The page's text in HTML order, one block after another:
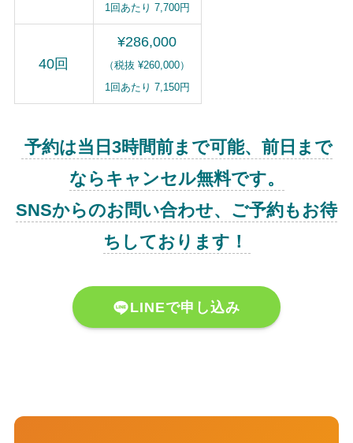
1回あたり 7,700円
40回
¥286,000
（税抜 ¥260,000）
1回あたり 7,150円
予約は当日3時間前まで可能、前日まで
ならキャンセル無料です。
SNSからのお問い合わせ、ご予約もお待
ちしております！
LINEで申し込み